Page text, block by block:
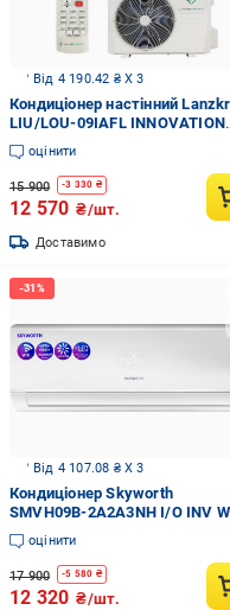
Від 4 190.42 ₴ X 3
Кондиціонер настінний
LIU/LOU-09IAFL INNOVATION
INVERTER (29679028)
оцінити
15 900 -3 330 ₴
12 570 ₴/шт.
Доставимо
Від 4 107.08 ₴ X 3
Кондиціонер Skyworth
SMVH09B-2A2A3NH I/O INV
Ready R32 (32477870)
оцінити
17 900 -5 580 ₴
12 320 ₴/шт.